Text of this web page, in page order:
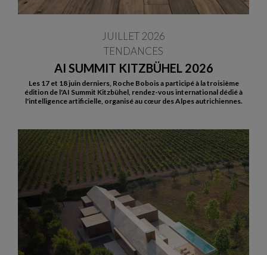
AI SUMMIT KITZBÜHEL 2026
JUILLET 2026
TENDANCES
Les 17 et 18 juin derniers, Roche Bobois a participé à la troisième
édition de l'AI Summit Kitzbühel, rendez-vous international dédié à
l'intelligence artificielle, organisé au cœur des Alpes autrichiennes.